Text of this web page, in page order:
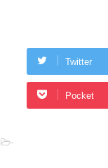
Twitter
Pocket
-